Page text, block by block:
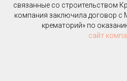
связанные со строительством
компания заключила договор
крематорий» по
сайт